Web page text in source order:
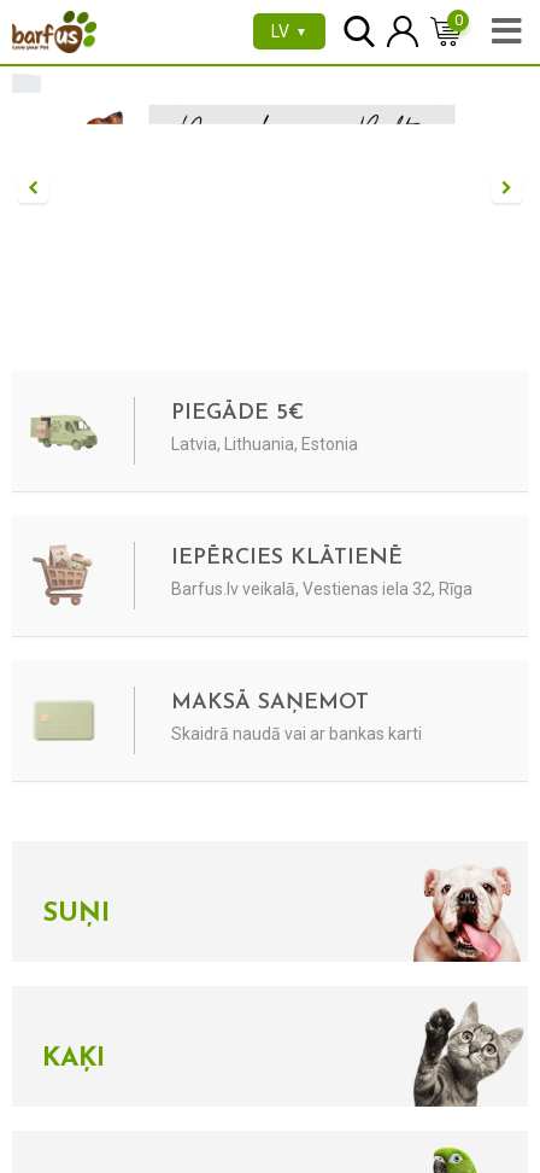
LV ▼
0
PIEGĀDE 5€
Latvia, Lithuania, Estonia
IEPĒRCIES KLĀTIENĒ
Barfus.lv veikalā, Vestienas iela 32, Rīga
MAKSĀ SAŅEMOT
Skaidrā naudā vai ar bankas karti
SUŅI
KAĶI